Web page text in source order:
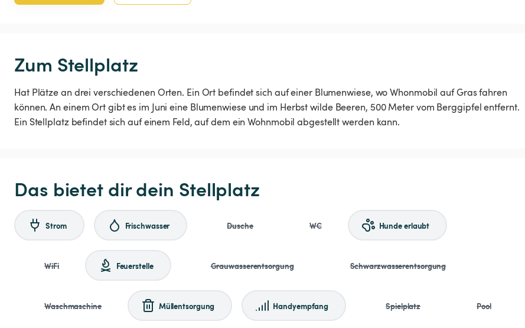
Zum Stellplatz
Hat Plätze an drei verschiedenen Orten. Ein Ort befindet sich auf einer Blumenwiese, wo Whonmobil auf Gras fahren
können. An einem Ort gibt es im Juni eine Blumenwiese und im Herbst wilde Beeren, 500 Meter vom Berggipfel entfernt.
Ein Stellplatz befindet sich auf einem Feld, auf dem ein Wohnmobil abgestellt werden kann.
Das bietet dir dein Stellplatz
Strom Frischwasser Dusche WC Hunde erlaubt
WiFi Feuerstelle Grauwasserentsorgung Schwarzwasserentsorgung
Waschmaschine Müllentsorgung Handyempfang Spielplatz Pool